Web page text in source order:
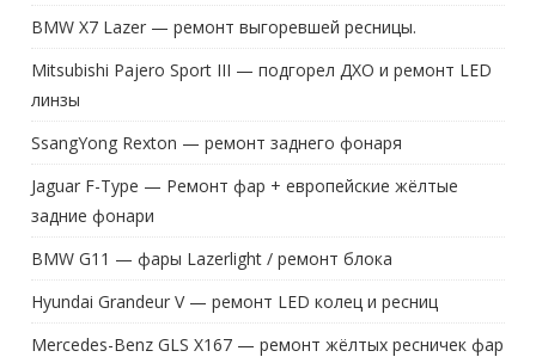
BMW X7 Lazer — ремонт выгоревшей ресницы.
Mitsubishi Pajero Sport III — подгорел ДХО и ремонт LED
линзы
SsangYong Rexton — ремонт заднего фонаря
Jaguar F-Type — Ремонт фар + европейские жёлтые
задние фонари
BMW G11 — фары Lazerlight / ремонт блока
Hyundai Grandeur V — ремонт LED колец и ресниц
Mercedes-Benz GLS X167 — ремонт жёлтых ресничек фар